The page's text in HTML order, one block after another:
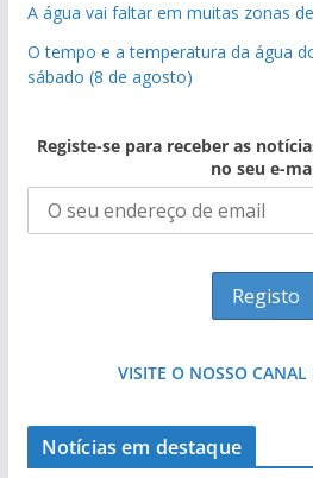
A água vai faltar em muitas zonas
O tempo e a temperatura da água
sábado (8 de agosto)
Registe-se para receber as
no seu e-
VISITE O NOSSO CANAL
Notícias em destaque